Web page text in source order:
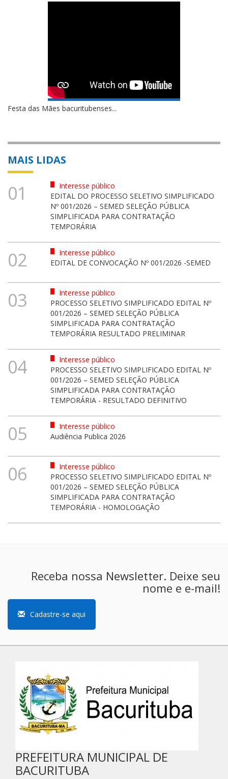
Festa das Mães bacuritubenses...
MAIS LIDAS
01
Interesse público
EDITAL DO PROCESSO SELETIVO SIMPLIFICADO
Nº 001/2026 – SEMED SELEÇÃO PÚBLICA
SIMPLIFICADA PARA CONTRATAÇÃO
TEMPORÁRIA
02
Interesse público
EDITAL DE CONVOCAÇÃO Nº 001/2026 -SEMED
03
Interesse público
PROCESSO SELETIVO SIMPLIFICADO EDITAL Nº
001/2026 – SEMED SELEÇÃO PÚBLICA
SIMPLIFICADA PARA CONTRATAÇÃO
TEMPORÁRIA RESULTADO PRELIMINAR
04
Interesse público
PROCESSO SELETIVO SIMPLIFICADO EDITAL Nº
001/2026 – SEMED SELEÇÃO PÚBLICA
SIMPLIFICADA PARA CONTRATAÇÃO
TEMPORÁRIA - RESULTADO DEFINITIVO
05
Interesse público
Audiência Publica 2026
06
Interesse público
PROCESSO SELETIVO SIMPLIFICADO EDITAL Nº
001/2026 – SEMED SELEÇÃO PÚBLICA
SIMPLIFICADA PARA CONTRATAÇÃO
TEMPORÁRIA - HOMOLOGAÇÃO
Receba nossa Newsletter. Deixe seu
nome e e-mail!
Cadastre-se aqui
PREFEITURA MUNICIPAL DE
BACURITUBA